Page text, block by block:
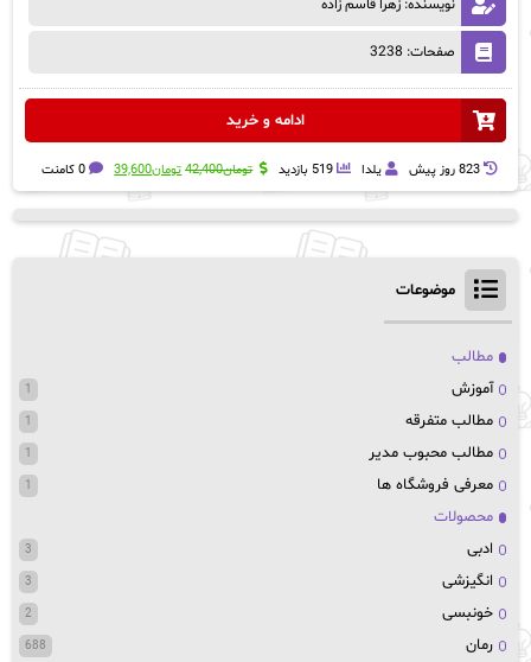
نویسنده: زهرا قاسم زاده
صفحات: 3238
ادامه و خرید
823 روز پيش یلدا 519 بازدید تومان42,400 قیمت
تومان42,400
تومان39,600قیمت0 کامنت
موضوعات
مطالب
آموزش
1
مطالب متفرقه 1
مطالب محبوب مدیر 1
معرفی فروشگاه ها 1
محصولات
ادبی
3
انگیزشی 3
خونبسی 2
رمان 688